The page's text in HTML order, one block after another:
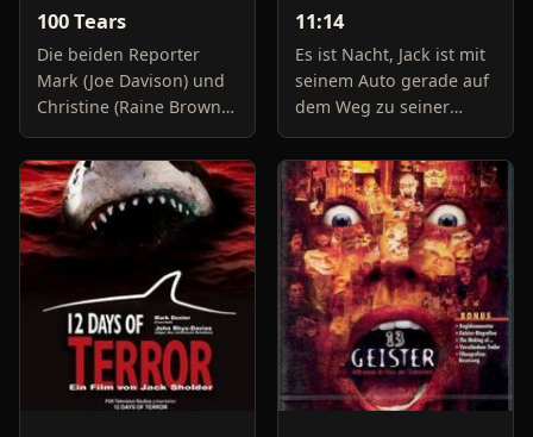
100 Tears
Die beiden Reporter
Mark (Joe Davison) und
Christine (Raine Brown)
haben keine Lust mehr
auf belanglose
Boulevard-Meldungen
und befassen sich
neuerdings mit Se
11:14
Es ist Nacht, Jack ist mit
seinem Auto gerade auf
dem Weg zu seiner
Freundin, um diese
abzuholen. Die Uhr im
Auto springt auf 11:14h,
genau in dem Moment
fäll